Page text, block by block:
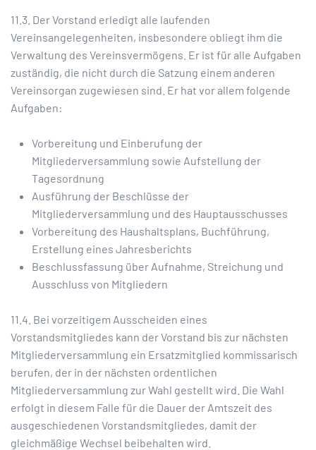
11.3. Der Vorstand erledigt alle laufenden
Vereinsangelegenheiten, insbesondere obliegt ihm die
Verwaltung des Vereinsvermögens. Er ist für alle Aufgaben
zuständig, die nicht durch die Satzung einem anderen
Vereinsorgan zugewiesen sind. Er hat vor allem folgende
Aufgaben:
Vorbereitung und Einberufung der
Mitgliederversammlung sowie Aufstellung der
Tagesordnung
Ausführung der Beschlüsse der
Mitgliederversammlung und des Hauptausschusses
Vorbereitung des Haushaltsplans, Buchführung,
Erstellung eines Jahresberichts
Beschlussfassung über Aufnahme, Streichung und
Ausschluss von Mitgliedern
11.4. Bei vorzeitigem Ausscheiden eines
Vorstandsmitgliedes kann der Vorstand bis zur nächsten
Mitgliederversammlung ein Ersatzmitglied kommissarisch
berufen, der in der nächsten ordentlichen
Mitgliederversammlung zur Wahl gestellt wird. Die Wahl
erfolgt in diesem Falle für die Dauer der Amtszeit des
ausgeschiedenen Vorstandsmitgliedes, damit der
gleichmäßige Wechsel beibehalten wird.